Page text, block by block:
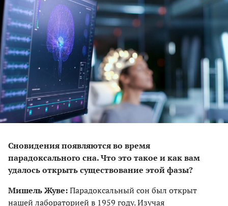
Cновидения появляются во время
парадоксального сна. Что это такое и как вам
удалось открыть существование этой фазы?
Мишель Жуве:Парадоксальный сон был открыт
нашей лабораторией в 1959 году. Изучая